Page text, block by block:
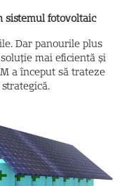
sistemul fotovoltaic
Dar panourile plus
mai eficientă și
a început să trateze